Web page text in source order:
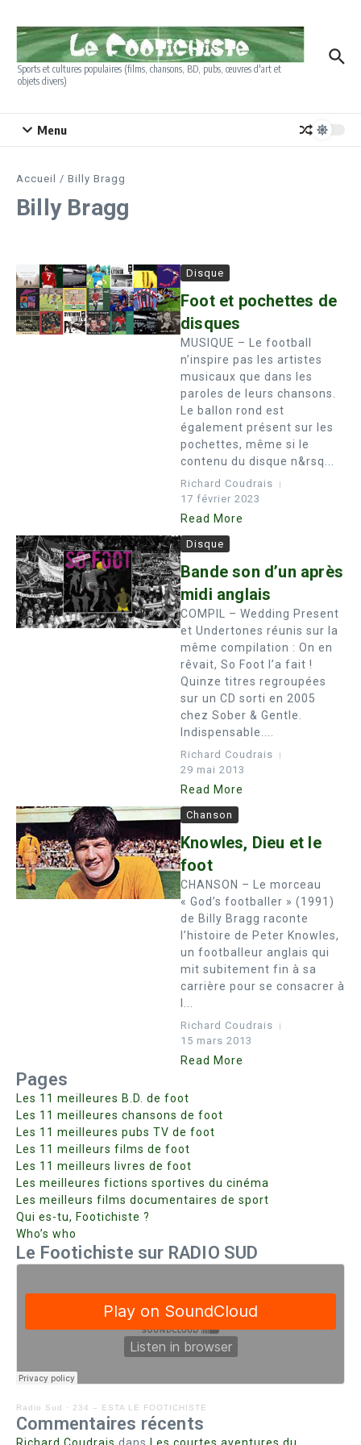
Sports et cultures populaires (films, chansons, BD, pubs, œuvres d'art et
objets divers)
Menu
Accueil / Billy Bragg
Billy Bragg
Disque
Foot et pochettes de
disques
MUSIQUE – Le football
n’inspire pas les artistes
musicaux que dans les
paroles de leurs chansons.
Le ballon rond est
également présent sur les
pochettes, même si le
contenu du disque n&rsq...
Richard Coudrais
17 février 2023
Read More
Disque
Bande son d’un après
midi anglais
COMPIL – Wedding Present
et Undertones réunis sur la
même compilation : On en
rêvait, So Foot l’a fait !
Quinze titres regroupées
sur un CD sorti en 2005
chez Sober & Gentle.
Indispensable....
Richard Coudrais
29 mai 2013
Read More
Chanson
Knowles, Dieu et le
foot
CHANSON – Le morceau
« God’s footballer » (1991)
de Billy Bragg raconte
l’histoire de Peter Knowles,
un footballeur anglais qui
mit subitement fin à sa
carrière pour se consacrer à
Richard Coudrais
15 mars 2013
Read More
Pages
Les 11 meilleures B.D. de foot
Les 11 meilleures chansons de foot
Les 11 meilleures pubs TV de foot
Les 11 meilleurs films de foot
Les 11 meilleurs livres de foot
Les meilleures fictions sportives du cinéma
Les meilleurs films documentaires de sport
Qui es-tu, Footichiste ?
Who’s who
Le Footichiste sur RADIO SUD
Radio Sud · 234 – ESTA LE FOOTICHISTE
Commentaires récents